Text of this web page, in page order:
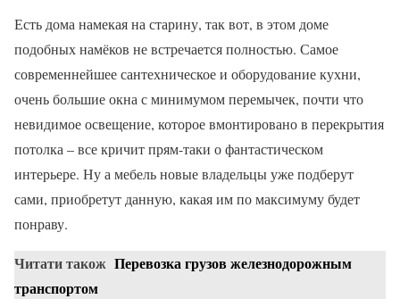
Есть дома намекая на старину, так вот, в этом доме
подобных намёков не встречается полностью. Самое
современнейшее сантехническое и оборудование кухни,
очень большие окна с минимумом перемычек, почти что
невидимое освещение, которое вмонтировано в перекрытия
потолка – все кричит прям-таки о фантастическом
интерьере. Ну а мебель новые владельцы уже подберут
сами, приобретут данную, какая им по максимуму будет
понраву.
Читати також Перевозка грузов железнодорожным
транспортом